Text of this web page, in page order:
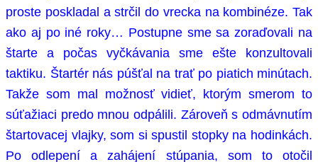
proste poskladal a strčil do vrecka na kombinéze. Tak
ako aj po iné roky… Postupne sme sa zoraďovali na
štarte a počas vyčkávania sme ešte konzultovali
taktiku. Štartér nás púšťal na trať po piatich minútach.
Takže som mal možnosť vidieť, ktorým smerom to
súťažiaci predo mnou odpálili. Zároveň s odmávnutím
štartovacej vlajky, som si spustil stopky na hodinkách.
Po odlepení a zahájení stúpania, som to otočil